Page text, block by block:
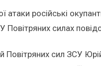
атаки російські
Повітряних силах
Повітряних сил ЗСУ